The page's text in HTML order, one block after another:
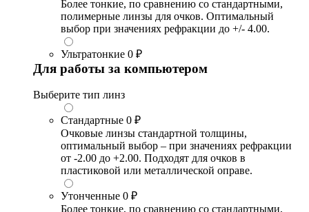
Более тонкие, по сравнению со стандартными,
полимерные линзы для очков. Оптимальный
выбор при значениях рефракции до +/- 4.00.
Ультратонкие 0 ₽
Для работы за компьютером
Выберите тип линз
Стандартные 0 ₽
Очковые линзы стандартной толщины,
оптимальный выбор – при значениях рефракции
от -2.00 до +2.00. Подходят для очков в
пластиковой или металлической оправе.
Утонченные 0 ₽
Более тонкие, по сравнению со стандартными,